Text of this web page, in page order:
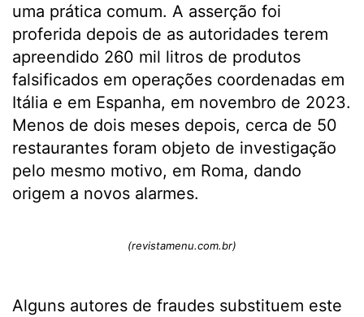
uma prática comum. A asserção foi
proferida depois de as autoridades terem
apreendido 260 mil litros de produtos
falsificados em operações coordenadas em
Itália e em Espanha, em novembro de 2023.
Menos de dois meses depois, cerca de 50
restaurantes foram objeto de investigação
pelo mesmo motivo, em Roma, dando
origem a novos alarmes.
(revistamenu.com.br)
Alguns autores de fraudes substituem este